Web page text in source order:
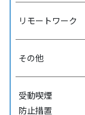
リモートワーク
その他
受動喫煙
防⽌措置